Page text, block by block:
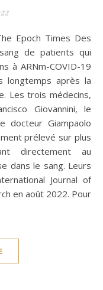
de patients qui
à ARNm-COVID-19
après la
Les trois médecins,
Giovannini, le
docteur Giampaolo
prélevé sur plus
directement au
dans le sang. Leurs
Journal of
en août 2022. Pour